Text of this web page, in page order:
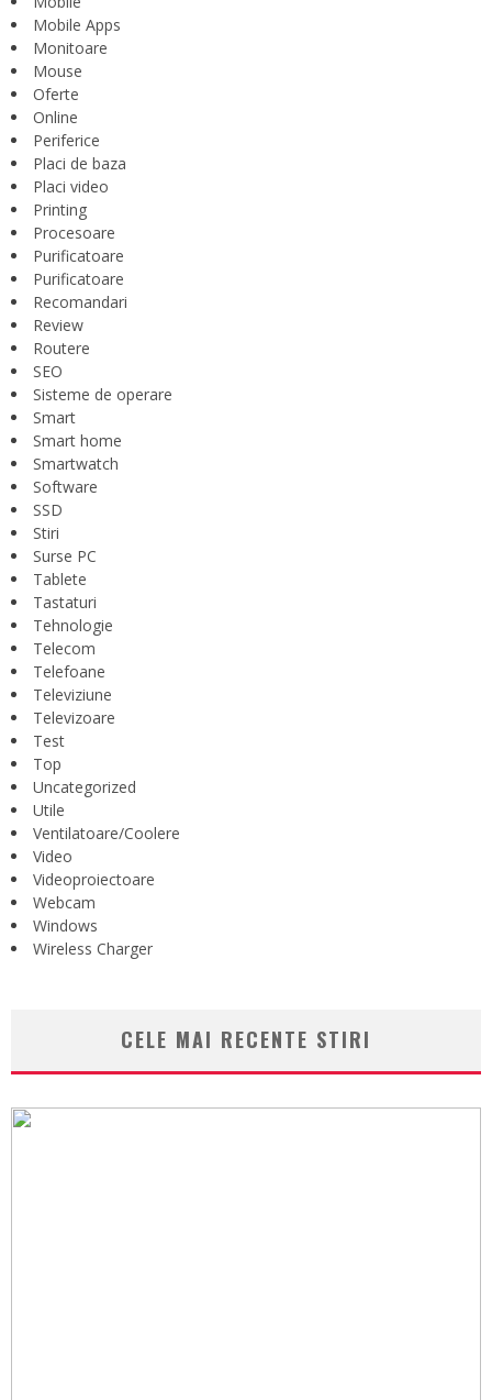
Mobile Apps
Monitoare
Mouse
Oferte
Online
Periferice
Placi de baza
Placi video
Printing
Procesoare
Purificatoare
Purificatoare
Recomandari
Review
Routere
SEO
Sisteme de operare
Smart
Smart home
Smartwatch
Software
SSD
Stiri
Surse PC
Tablete
Tastaturi
Tehnologie
Telecom
Telefoane
Televiziune
Televizoare
Test
Top
Uncategorized
Utile
Ventilatoare/Coolere
Video
Videoproiectoare
Webcam
Windows
Wireless Charger
CELE MAI RECENTE STIRI